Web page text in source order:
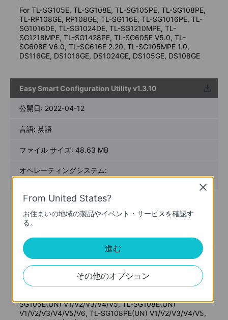
For TL-SG105E, TL-SG108E, TL-SG105PE, TL-SG108PE,
TL-RP108GE, RP108GE, TL-SG116E, TL-SG1016PE, TL-
SG1016DE, TL-SG1024DE, TL-SG1210MPE, TL-
SG1218MPE, TL-SG1428PE, TL-SG605E V5.0, TL-
SG608E V6.0, TL-SG616E 2.20, TL-SG105MPE 1.0,
DS116GE, DS1016GE, DS1024GE, DS105GE, DS108GE
Easy Smart Configuration Utility v1.3.10
ウンロ
ード
公開日: 2022-04-12
言語: 英語
ファイル サイズ: 48.63 MB
オペレーティングシステム:
Win2000/XP/2003/Vista/7/8/8.1/10
New Features/Enhancements:
Add support for TL-SG1428PE(UN) V2/V2.20, TL-
SG1218MPE(UN) V4/V4.2, TL-SG1210MPE(UN) V3 and
Notes:
For TL-SG1428PE(UN) V1/V1.2/V1.26/V2/V2.2, TL-
SG1218MPE(UN) V1/V2/V3.2/V3.26/V4/V4.2, TL-
SG1210MPE V2/V3, TL-SG1024DE(UN)
V1/V2/V3/V4/V4.2/V4.26, TL-SG1016PE(UN)
V1/V2/V3.2/V3.26/V4/V5, TL-SG1016DE(UN)
SG105E(UN) V1/V2/V3/V4/V5, TL-SG108E(UN)
V1/V2/V3/V4/V5/V6, TL-SG108PE(UN) V1/V2/V3/V4/V5,
From United States?
お住まいの地域の製品やイベント・サービスを確認す
る。
進む
その他のオプション
Close